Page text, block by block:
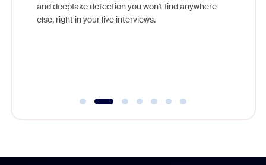
and deepfake detection you won't find anywhere
else, right in your live interviews.